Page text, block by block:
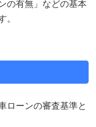
の有無」などの基本
。
ローンの審査基準と